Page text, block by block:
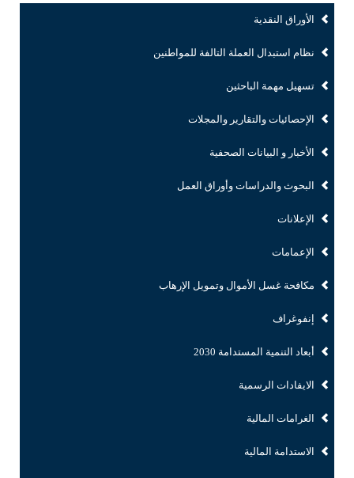
الأوراق النقدية
نظام استبدال العملة التالفة للمواطنين
تسهيل مهمة الباحثين
الإحصائيات والتقارير والمجلات
الأخبار و البيانات الصحفية
البحوث والدراسات وأوراق العمل
الإعلانات
الإعمامات
مكافحة غسل الأموال وتمويل الإرهاب
إنفوغراف
أبعاد التنمية المستدامة 2030
الايفادات الرسمية
الغرامات المالية
الاستدامة المالية